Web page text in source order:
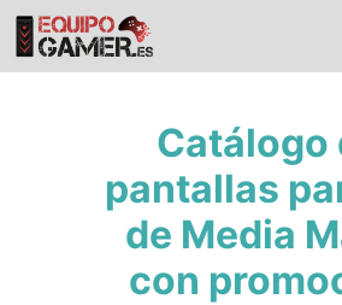
Saltar
contenido
Catálogo
pantallas
de Media
con